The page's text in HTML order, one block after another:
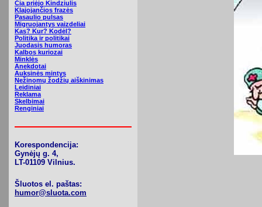
Čia priėjo Kindziulis
Klajojančios frazės
Pasaulio pulsas
Migruojantys vaizdeliai
Kas? Kur? Kodėl?
Politika ir politikai
Juodasis humoras
Kalbos kuriozai
Minklės
Anekdotai
Auksinės mintys
Nežinomų žodžių aiškinimas
Leidiniai
Reklama
Skelbimai
Renginiai
Korespondencija:
Gynėjų g. 4,
LT-01109 Vilnius.
Šluotos el. paštas:
humor@sluota.com